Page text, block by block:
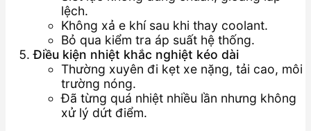
lệch.
Không xả e khí sau khi thay coolant.
Bỏ qua kiểm tra áp suất hệ thống.
Điều kiện nhiệt khắc nghiệt kéo dài
Thường xuyên đi kẹt xe nặng, tải cao, môi
trường nóng.
Đã từng quá nhiệt nhiều lần nhưng không
xử lý dứt điểm.